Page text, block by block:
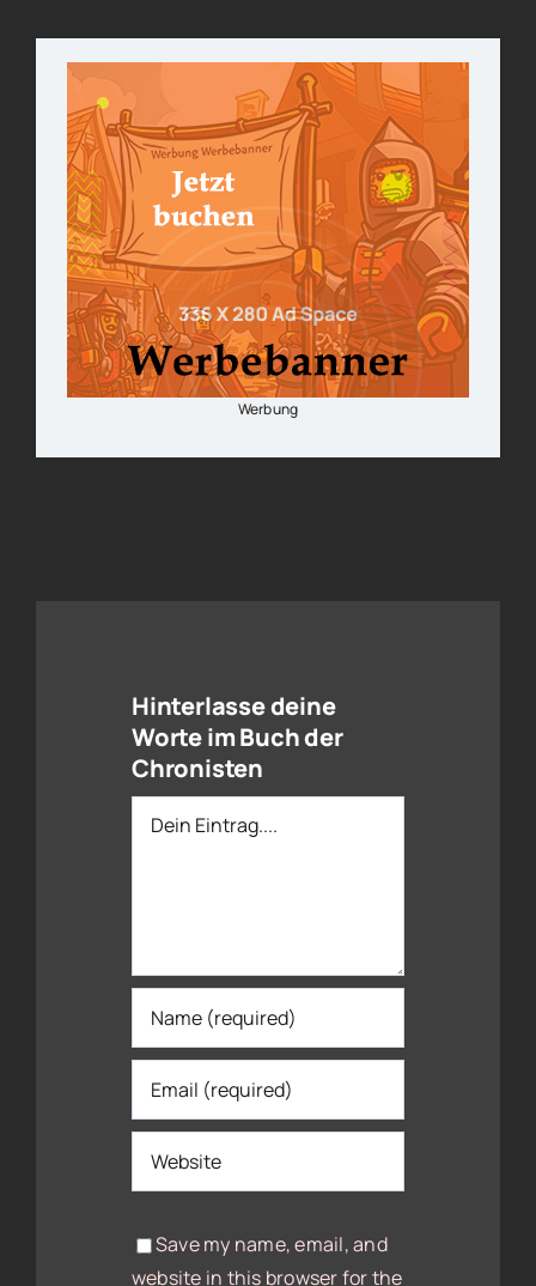
Werbung
Hinterlasse deine
Worte im Buch der
Chronisten
Dein
Save my name, email, and
website in this browser for the